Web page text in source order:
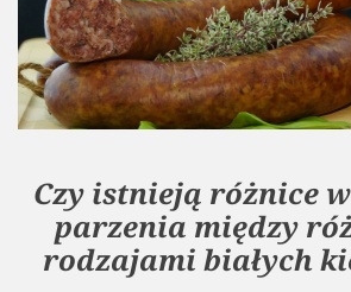
Czy istnieją różnice
parzenia między
rodzajami białych